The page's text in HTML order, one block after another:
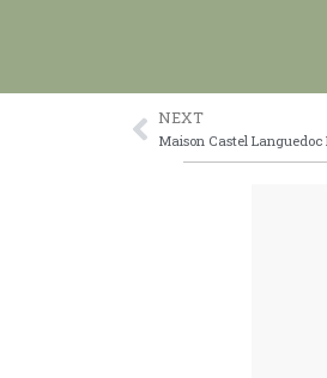
Prev
NEXT
Maison Castel Languedoc